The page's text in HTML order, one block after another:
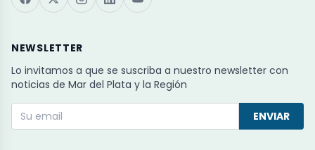
NEWSLETTER
Lo invitamos a que se suscriba a nuestro newsletter con
noticias de Mar del Plata y la Región
ENVIAR